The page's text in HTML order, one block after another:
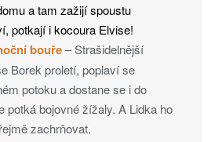
a tam zažijí spoustu
potkají i kocoura Elvise!
bouře– Strašidelnější
Borek proletí, poplaví se
potoku a dostane se i do
potká bojovné žížaly. A Lidka ho
zachrňovat.